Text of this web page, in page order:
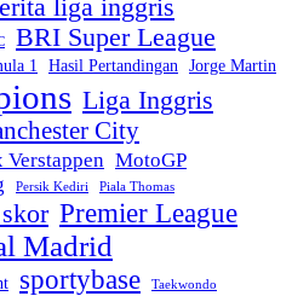
liga inggris
BRI Super League
1 Hasil Pertandingan Jorge Martin
Liga Inggris
City
Verstappen MotoGP
Persik Kediri Piala Thomas
Premier League
Madrid
sportybase Taekwondo